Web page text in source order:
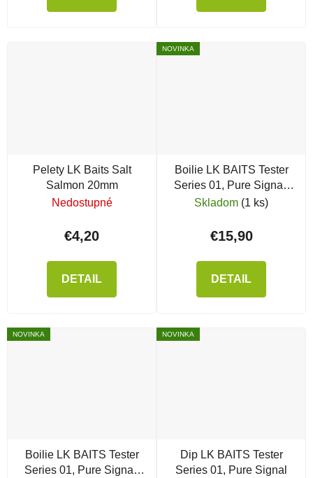
Pelety LK Baits Salt
Salmon 20mm
Nedostupné
€4,20
DETAIL
NOVINKA
Boilie LK BAITS Tester
Series 01, Pure Signal,
800 g
Skladom (1 ks)
€15,90
DETAIL
NOVINKA
Boilie LK BAITS Tester
Series 01, Pure Signal,
NOVINKA
Dip LK BAITS Tester
Series 01, Pure Signal